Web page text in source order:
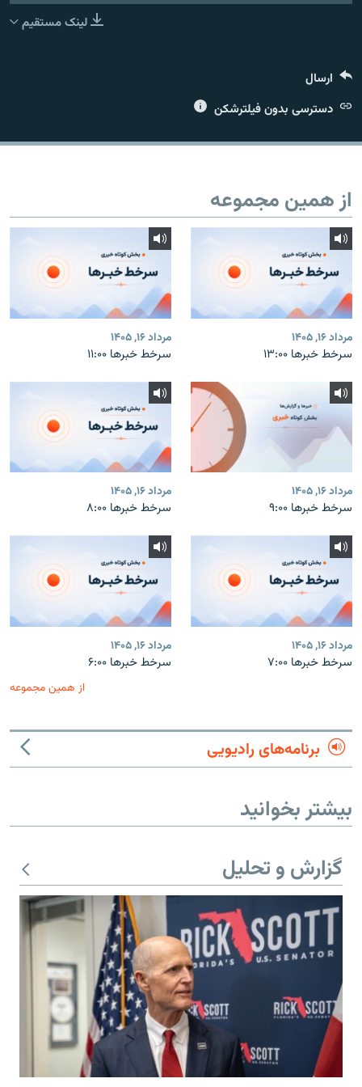
لینک مستقیم
ارسال
دسترسی بدون فیلترشکن
از همین مجموعه
مرداد ۱۶, ۱۴۰۵
سرخط خبرها ۱۳:۰۰
مرداد ۱۶, ۱۴۰۵
سرخط خبرها ۱۱:۰۰
مرداد ۱۶, ۱۴۰۵
سرخط خبرها ۹:۰۰
مرداد ۱۶, ۱۴۰۵
سرخط خبرها ۸:۰۰
مرداد ۱۶, ۱۴۰۵
سرخط خبرها ۷:۰۰
مرداد ۱۶, ۱۴۰۵
سرخط خبرها ۶:۰۰
از همین مجموعه
برنامه‌های رادیویی
بیشتر بخوانید
گزارش و تحلیل